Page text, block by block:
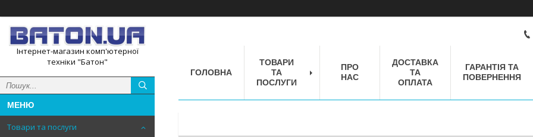
Інтернет-магазин комп'ютерної
техніки "Батон"
Товари та послуги
ГОЛОВНА
ТОВАРИ
ТА
ПОСЛУГИ
ПРО
НАС
ДОСТАВКА
ТА
ОПЛАТА
ГАРАНТІЯ ТА
ПОВЕРНЕННЯ